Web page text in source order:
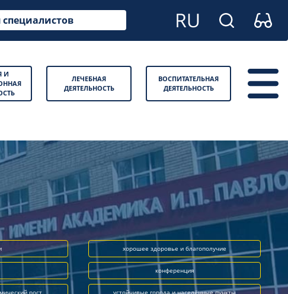
И
ЛЕЧЕБНАЯ
ДЕЯТЕЛЬНОСТЬ
ВОСПИТАТЕЛЬНАЯ
ДЕЯТЕЛЬНОСТЬ
хорошее здоровье и благополучие
конференция
рост устойчивые города и населённые пункты